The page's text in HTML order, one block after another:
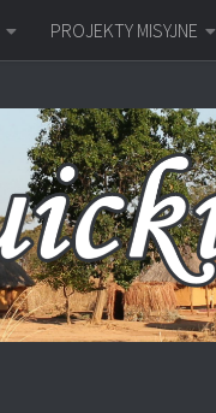
PROJEKTY MISYJNE